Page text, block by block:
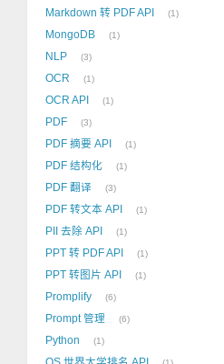
Markdown 转 PDF API 1
MongoDB 1
NLP 3
OCR 1
OCR API 1
PDF 3
PDF 摘要 API 1
PDF 结构化 1
PDF 翻译 3
PDF 转文本 API 1
PII 去除 API 1
PPT 转 PDF API 1
PPT 转图片 API 1
Promplify 6
Prompt 管理 6
Python 1